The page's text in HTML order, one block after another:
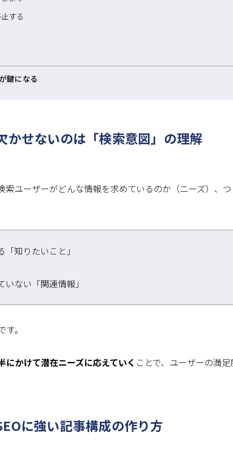
する
鍵になる
かせないのは「検索意図」の理解
索ユーザーがどんな情報を求めているのか（ニーズ）、
知りたいこと」
ない「関連情報」
。
かけて潜在ニーズに応えていく ことで、ユーザーの満
に強い記事構成の作り方